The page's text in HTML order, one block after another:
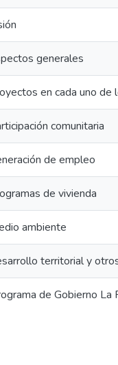
generales
en cada uno de
comunitaria
de empleo
de vivienda
ambiente
territorial y
de Gobierno